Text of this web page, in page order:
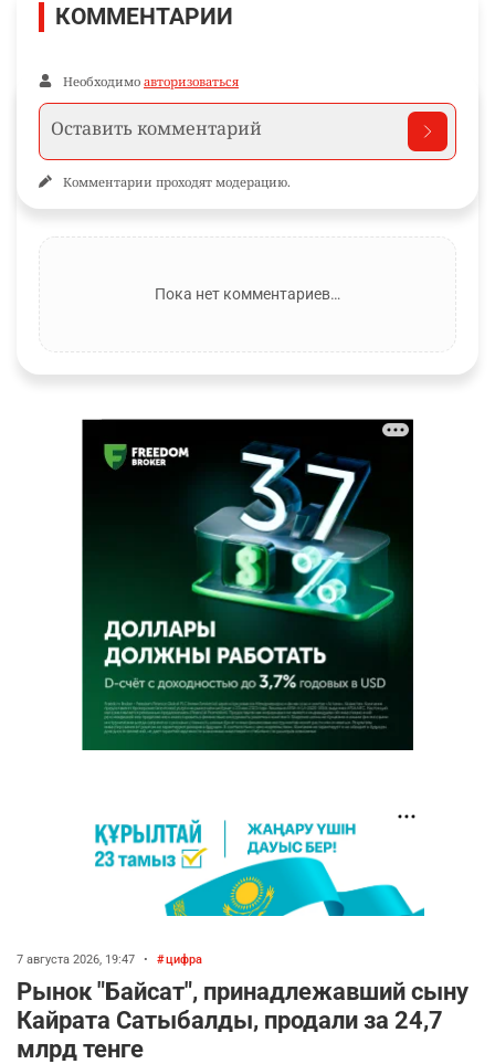
КОММЕНТАРИИ
Необходимо авторизоваться
Комментарии проходят модерацию.
Пока нет комментариев…
7 августа 2026, 19:47 • цифра
Рынок "Байсат", принадлежавший сыну
Кайрата Сатыбалды, продали за 24,7
млрд тенге